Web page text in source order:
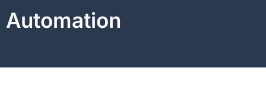
Automation